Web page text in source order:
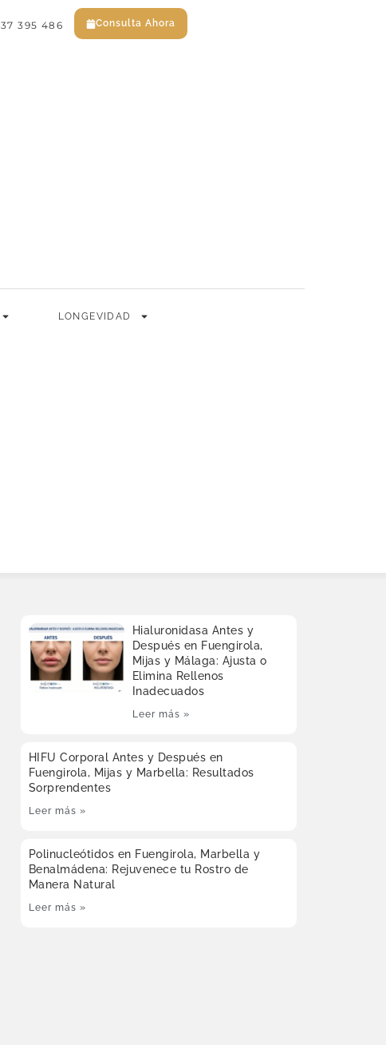
EN ES Consulta Ahora
395 486 Consulta Ahora
LONGEVIDAD
Hialuronidasa Antes y
Después en Fuengirola,
Mijas y Málaga: Ajusta o
Elimina Rellenos
Inadecuados
Leer más »
HIFU Corporal Antes y Después en
Fuengirola, Mijas y Marbella: Resultados
Sorprendentes
Leer más »
Polinucleótidos en Fuengirola, Marbella y
Benalmádena: Rejuvenece tu Rostro de
Manera Natural
Leer más »